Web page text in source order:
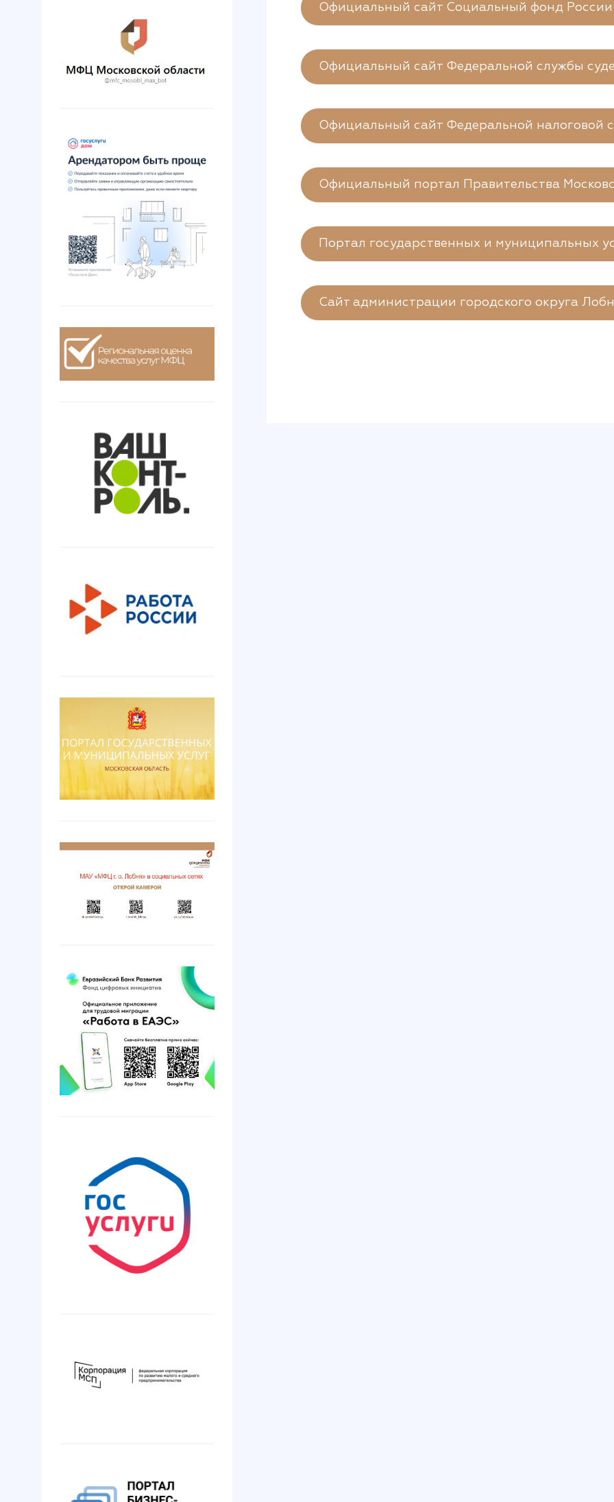
Официальный сайт Социальный фонд России
Официальный сайт Федеральной службы
Официальный сайт Федеральной налоговой
Официальный портал Правительства
Портал государственных и муниципальных
Сайт администрации городского округа